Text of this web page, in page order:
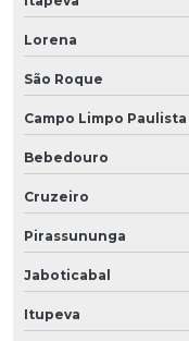
Lorena
São Roque
Campo Limpo Paulista
Bebedouro
Cruzeiro
Pirassununga
Jaboticabal
Itupeva